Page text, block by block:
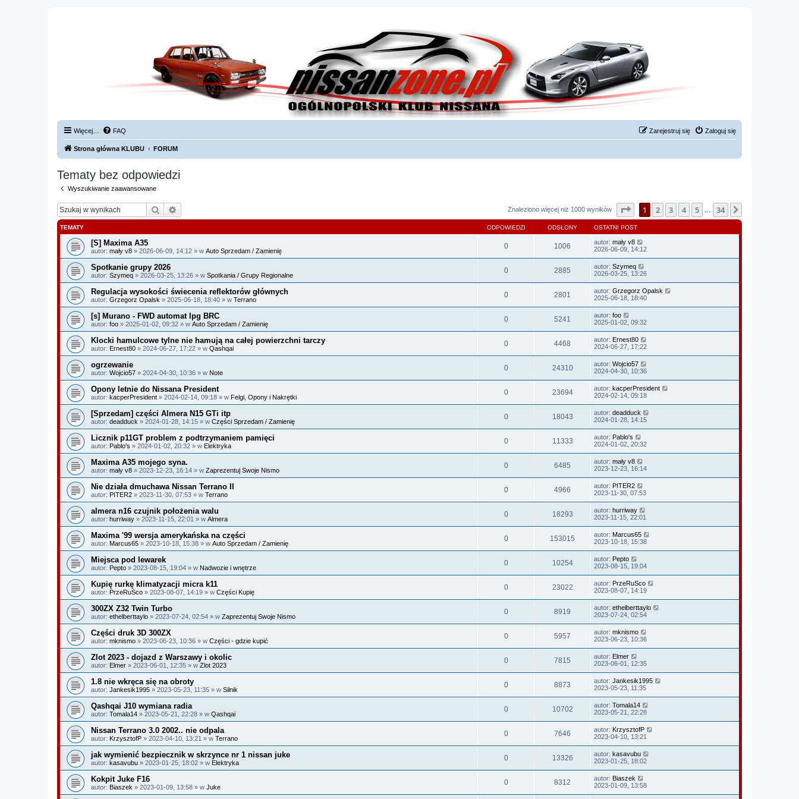
Więcej… FAQ Zaloguj się
Zarejestruj się
Strona główna KLUBU FORUM
Tematy bez odpowiedzi
Wyszukiwanie zaawansowane
Szukaj Znaleziono więcej niż 1000 wyników Strona1 34
1 2 3 4 5 34
TEMATY ODPOWIEDZI ODSŁONY OSTATNI POST
[S] Maxima A35
autor: mały v8 » 2026-06-09, 14:12 » w Auto Sprzedam / Zamienię
0 1006 autor: mały v8
2026-06-09, 14:12
Spotkanie grupy 2026
autor: Szymeq » 2026-03-25, 13:26 » w Spotkania / Grupy Regionalne
0 2885 autor: Szymeq
2026-03-25, 13:26
Regulacja wysokości świecenia reflektorów głównych
autor: Grzegorz Opalsk » 2025-06-18, 18:40 » w Terrano
0 2801 autor: Grzegorz Opalsk
2025-06-18, 18:40
[s] Murano - FWD automat lpg BRC
autor: foo » 2025-01-02, 09:32 » w Auto Sprzedam / Zamienię
0 5241 autor: foo
2025-01-02, 09:32
Klocki hamulcowe tylne nie hamują na całej powierzchni tarczy
autor: Ernest80 » 2024-06-27, 17:22 » w Qashqai
0 4468 autor: Ernest80
2024-06-27, 17:22
ogrzewanie
autor: Wojcio57 » 2024-04-30, 10:36 » w Note
0 24310 autor: Wojcio57
2024-04-30, 10:36
Opony letnie do Nissana President
autor: kacperPresident » 2024-02-14, 09:18 » w Felgi, Opony i Nakrętki
0 23694 autor: kacperPresident
2024-02-14, 09:18
[Sprzedam] części Almera N15 GTi itp
autor: deadduck » 2024-01-28, 14:15 » w Części Sprzedam / Zamienię
0 18043 autor: deadduck
2024-01-28, 14:15
Licznik p11GT problem z podtrzymaniem pamięci
autor: Pablo's » 2024-01-02, 20:32 » w Elektryka
0 11333 autor: Pablo's
2024-01-02, 20:32
Maxima A35 mojego syna.
autor: mały v8 » 2023-12-23, 16:14 » w Zaprezentuj Swoje Nismo
0 6485 autor: mały v8
2023-12-23, 16:14
Nie działa dmuchawa Nissan Terrano II
autor: PITER2 » 2023-11-30, 07:53 » w Terrano
0 4966 autor: PITER2
2023-11-30, 07:53
almera n16 czujnik położenia walu
autor: hurriway » 2023-11-15, 22:01 » w Almera
0 18293 autor: hurriway
2023-11-15, 22:01
Maxima '99 wersja amerykańska na części
autor: Marcus65 » 2023-10-18, 15:38 » w Auto Sprzedam / Zamienię
0 153015 autor: Marcus65
2023-10-18, 15:38
Miejsca pod lewarek
autor: Pepto » 2023-08-15, 19:04 » w Nadwozie i wnętrze
0 10254 autor: Pepto
2023-08-15, 19:04
Kupię rurkę klimatyzacji micra k11
autor: PrzeRuSco » 2023-08-07, 14:19 » w Części Kupię
0 23022 autor: PrzeRuSco
2023-08-07, 14:19
300ZX Z32 Twin Turbo
autor: ethelberttaylo » 2023-07-24, 02:54 » w Zaprezentuj Swoje Nismo
0 8919 autor: ethelberttaylo
2023-07-24, 02:54
Części druk 3D 300ZX
autor: mknismo » 2023-06-23, 10:36 » w Części - gdzie kupić
0 5957 autor: mknismo
2023-06-23, 10:36
Zlot 2023 - dojazd z Warszawy i okolic
autor: Elmer » 2023-06-01, 12:35 » w Zlot 2023
0 7815 autor: Elmer
2023-06-01, 12:35
1.8 nie wkręca się na obroty
autor: Jankesik1995 » 2023-05-23, 11:35 » w Silnik
0 8873 autor: Jankesik1995
2023-05-23, 11:35
Qashqai J10 wymiana radia
autor: Tomala14 » 2023-05-21, 22:28 » w Qashqai
0 10702 autor: Tomala14
2023-05-21, 22:28
Nissan Terrano 3.0 2002.. nie odpala
autor: KrzysztofP » 2023-04-10, 13:21 » w Terrano
0 7646 autor: KrzysztofP
2023-04-10, 13:21
jak wymienić bezpiecznik w skrzynce nr 1 nissan juke
autor: kasavubu » 2023-01-25, 18:02 » w Elektryka
0 13326 autor: kasavubu
2023-01-25, 18:02
Kokpit Juke F16
autor: Biaszek » 2023-01-09, 13:58 » w Juke
0 8312 autor: Biaszek
2023-01-09, 13:58